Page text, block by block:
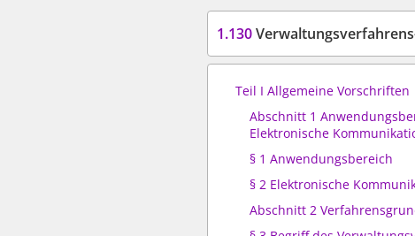
1.130
Teil I Allgemeine Vorschriften
Abschnitt 1
Elektronische
§ 1 Anwendungsbereich
§ 2 Elektronische
Abschnitt 2